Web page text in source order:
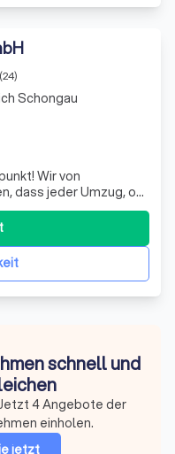
Wir von
dass jeder Umzug, ob
Herausforderung
Kontaktaufnahme bis
Umzugs r
Schongau
schnell und
4 Angebote der
einholen.
jetzt